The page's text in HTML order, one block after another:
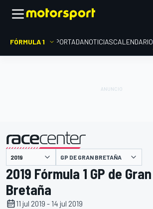
FÓRMULA 1 PORTADANOTICIASCALENDARIO
presentado por GP DE GRAN BRETAÑA
2019 Fórmula 1 GP de Gran
Bretaña
11 jul 2019 - 14 jul 2019